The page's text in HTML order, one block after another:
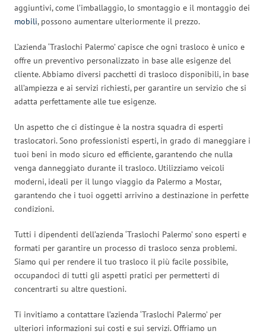
aggiuntivi, come l’imballaggio, lo smontaggio e il montaggio dei
mobili, possono aumentare ulteriormente il prezzo.
L’azienda ‘Traslochi Palermo’ capisce che ogni trasloco è unico e
offre un preventivo personalizzato in base alle esigenze del
cliente. Abbiamo diversi pacchetti di trasloco disponibili, in base
all’ampiezza e ai servizi richiesti, per garantire un servizio che si
adatta perfettamente alle tue esigenze.
Un aspetto che ci distingue è la nostra squadra di esperti
traslocatori. Sono professionisti esperti, in grado di maneggiare i
tuoi beni in modo sicuro ed efficiente, garantendo che nulla
venga danneggiato durante il trasloco. Utilizziamo veicoli
moderni, ideali per il lungo viaggio da Palermo a Mostar,
garantendo che i tuoi oggetti arrivino a destinazione in perfette
condizioni.
Tutti i dipendenti dell’azienda ‘Traslochi Palermo’ sono esperti e
formati per garantire un processo di trasloco senza problemi.
Siamo qui per rendere il tuo trasloco il più facile possibile,
occupandoci di tutti gli aspetti pratici per permetterti di
concentrarti su altre questioni.
Ti invitiamo a contattare l’azienda ‘Traslochi Palermo’ per
ulteriori informazioni sui costi e sui servizi. Offriamo un